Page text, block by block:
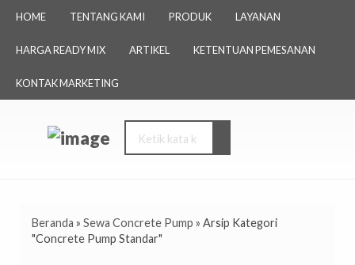
HOME TENTANG KAMI PRODUK LAYANAN
HARGA READY MIX ARTIKEL KETENTUAN PEMESANAN
KONTAK MARKETING
Beranda » Sewa Concrete Pump » Arsip Kategori
"Concrete Pump Standar"